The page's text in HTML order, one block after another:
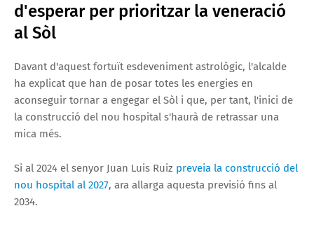
d'esperar per prioritzar la veneració
al Sòl
Davant d'aquest fortuït esdeveniment astrològic, l'alcalde
ha explicat que han de posar totes les energies en
aconseguir tornar a engegar el Sòl i que, per tant, l'inici de
la construcció del nou hospital s'haurà de retrassar una
mica més.
Si al 2024 el senyor Juan Luis Ruiz preveia la construcció del
nou hospital al 2027, ara allarga aquesta previsió fins al
2034.